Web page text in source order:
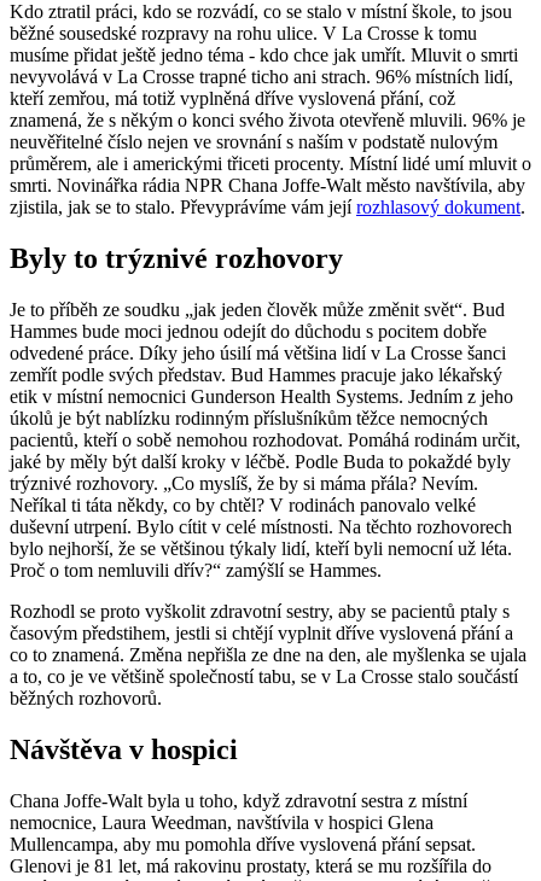
Kdo ztratil práci, kdo se rozvádí, co se stalo v místní škole, to jsou
běžné sousedské rozpravy na rohu ulice. V La Crosse k tomu
musíme přidat ještě jedno téma - kdo chce jak umřít. Mluvit o smrti
nevyvolává v La Crosse trapné ticho ani strach. 96% místních lidí,
kteří zemřou, má totiž vyplněná dříve vyslovená přání, což
znamená, že s někým o konci svého života otevřeně mluvili. 96% je
neuvěřitelné číslo nejen ve srovnání s naším v podstatě nulovým
průměrem, ale i americkými třiceti procenty. Místní lidé umí mluvit o
smrti. Novinářka rádia NPR Chana Joffe-Walt město navštívila, aby
zjistila, jak se to stalo. Převyprávíme vám jejírozhlasový dokument.
Byly to trýznivé rozhovory
Je to příběh ze soudku „jak jeden člověk může změnit svět“. Bud
Hammes bude moci jednou odejít do důchodu s pocitem dobře
odvedené práce. Díky jeho úsilí má většina lidí v La Crosse šanci
zemřít podle svých představ. Bud Hammes pracuje jako lékařský
etik v místní nemocnici Gunderson Health Systems. Jedním z jeho
úkolů je být nablízku rodinným příslušníkům těžce nemocných
pacientů, kteří o sobě nemohou rozhodovat. Pomáhá rodinám určit,
jaké by měly být další kroky v léčbě. Podle Buda to pokaždé byly
trýznivé rozhovory. „Co myslíš, že by si máma přála? Nevím.
Neříkal ti táta někdy, co by chtěl? V rodinách panovalo velké
duševní utrpení. Bylo cítit v celé místnosti. Na těchto rozhovorech
bylo nejhorší, že se většinou týkaly lidí, kteří byli nemocní už léta.
Proč o tom nemluvili dřív?“ zamýšlí se Hammes.
Rozhodl se proto vyškolit zdravotní sestry, aby se pacientů ptaly s
časovým předstihem, jestli si chtějí vyplnit dříve vyslovená přání a
co to znamená. Změna nepřišla ze dne na den, ale myšlenka se ujala
a to, co je ve většině společností tabu, se v La Crosse stalo součástí
běžných rozhovorů.
Návštěva v hospici
Chana Joffe-Walt byla u toho, když zdravotní sestra z místní
nemocnice, Laura Weedman, navštívila v hospici Glena
Mullencampa, aby mu pomohla dříve vyslovená přání sepsat.
Glenovi je 81 let, má rakovinu prostaty, která se mu rozšířila do